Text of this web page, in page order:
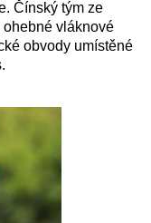
Čínský tým ze
vláknové
obvody umístěné